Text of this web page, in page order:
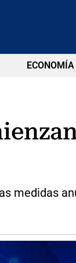
ECONOMÍA
medidas